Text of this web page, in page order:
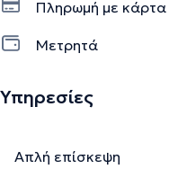
Πληρωμή με κάρτα
Μετρητά
Υπηρεσίες
Απλή επίσκεψη